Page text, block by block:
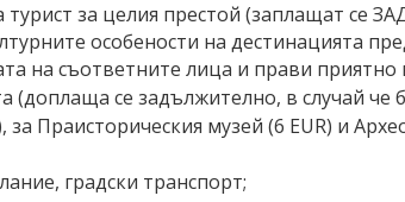
за целия престой (заплащат се
особености на дестинацията
на съответните лица и прави приятно
се задължително, в случай че
Праисторическия музей (6 EUR) и
градски транспорт;